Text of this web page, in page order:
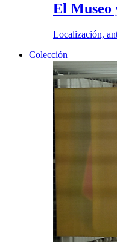
El Museo
Localización,
Colección